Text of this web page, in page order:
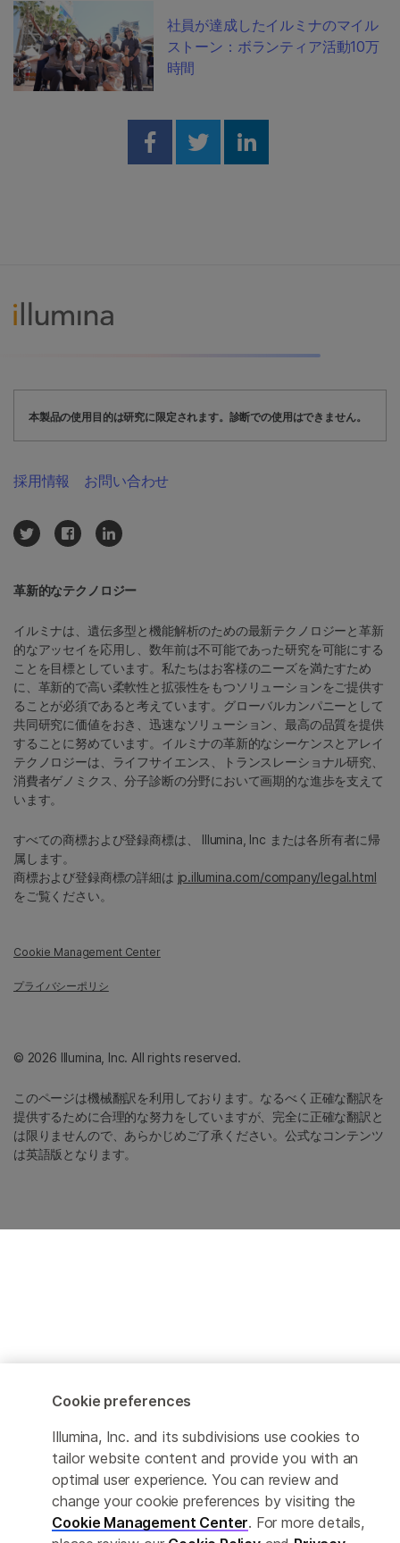
社員が達成したイルミナのマイル
ストーン：ボランティア活動10万
時間
Share on Facebook
Share on Twitter
Share on
本製品の使用目的は研究に限定されます。診断での使用はできません。
このページは機械翻訳を利用しております。なるべく正確な翻訳を
提供するために合理的な努力をしていますが、完全に正確な翻訳と
は限りませんので、あらかじめご了承ください。公式なコンテンツ
は英語版となります。
革新的なテクノロジー
イルミナは、遺伝多型と機能解析のための最新テクノロジーと革新
的なアッセイを応用し、数年前は不可能であった研究を可能にする
ことを目標としています。私たちはお客様のニーズを満たすため
に、革新的で高い柔軟性と拡張性をもつソリューションをご提供す
ることが必須であると考えています。グローバルカンパニーとして
共同研究に価値をおき、迅速なソリューション、最高の品質を提供
することに努めています。イルミナの革新的なシーケンスとアレイ
テクノロジーは、ライフサイエンス、トランスレーショナル研究、
消費者ゲノミクス、分子診断の分野において画期的な進歩を支えて
います。
すべての商標および登録商標は、 Illumina, Inc または各所有者に帰
属します。
商標および登録商標の詳細は jp.illumina.com/company/legal.html
をご覧ください。
Cookie Management Center
プライバシーポリシ
採用情報 お問い合わせ
© 2026 Illumina, Inc. All rights reserved.
Cookie preferences
Illumina, Inc. and its subdivisions use cookies to
tailor website content and provide you with an
optimal user experience. You can review and
change your cookie preferences by visiting the
Cookie Management Center. For more details,